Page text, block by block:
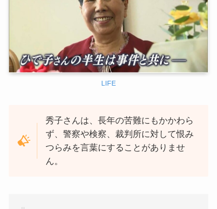
LIFE
秀子さんは、長年の苦難にもかかわら
ず、警察や検察、裁判所に対して恨み
つらみを言葉にすることがありませ
ん。